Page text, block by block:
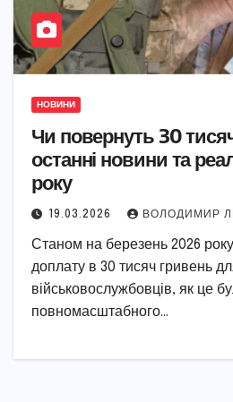
НОВИНИ
Чи повернуть 30
останні новини та
року
19.03.2026 ВОЛОДИМИР
Станом на березень 2026
доплату в 30 тисяч гривень
військовослужбовців, як це
повномасштабного…